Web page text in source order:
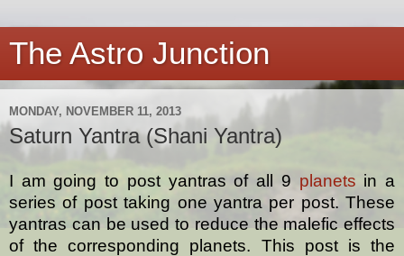
The Astro Junction
MONDAY, NOVEMBER 11, 2013
Saturn Yantra (Shani Yantra)
I am going to post yantras of all 9 planets in a
series of post taking one yantra per post. These
yantras can be used to reduce the malefic effects
of the corresponding planets. This post is the